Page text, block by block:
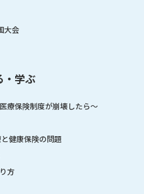
大会
・学ぶ
療保険制度が崩壊したら〜
健康保険の問題
方